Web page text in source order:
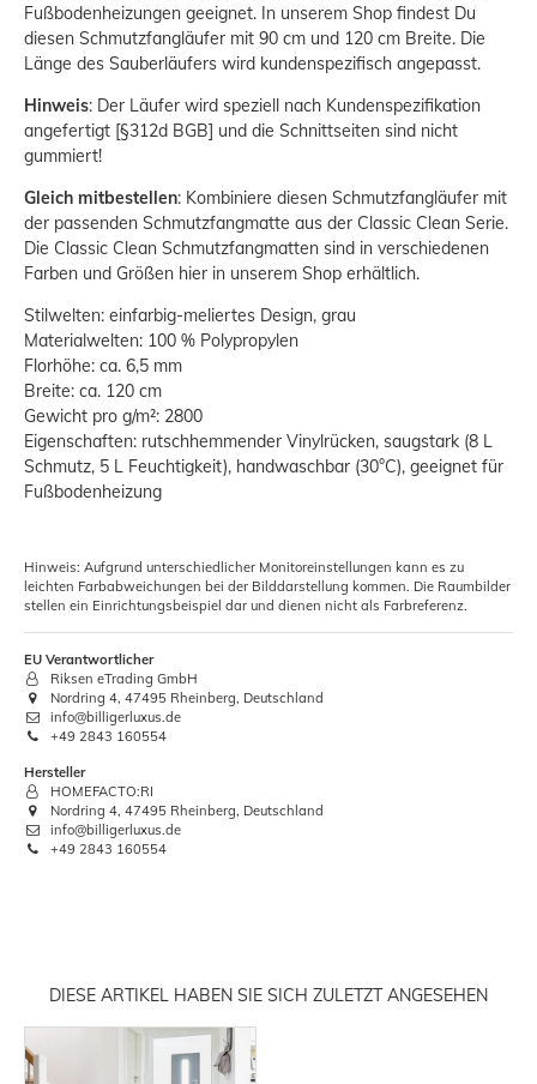
Fußbodenheizungen geeignet. In unserem Shop findest Du
diesen Schmutzfangläufer mit 90 cm und 120 cm Breite. Die
Länge des Sauberläufers wird kundenspezifisch angepasst.
Hinweis: Der Läufer wird speziell nach Kundenspezifikation
angefertigt [§312d BGB] und die Schnittseiten sind nicht
gummiert!
Gleich mitbestellen: Kombiniere diesen Schmutzfangläufer mit
der passenden Schmutzfangmatte aus der Classic Clean Serie.
Die Classic Clean Schmutzfangmatten sind in verschiedenen
Farben und Größen hier in unserem Shop erhältlich.
Stilwelten: einfarbig-meliertes Design, grau
Materialwelten: 100 % Polypropylen
Florhöhe: ca. 6,5 mm
Breite: ca. 120 cm
Gewicht pro g/m²: 2800
Eigenschaften: rutschhemmender Vinylrücken, saugstark (8 L
Schmutz, 5 L Feuchtigkeit), handwaschbar (30°C), geeignet für
Fußbodenheizung
Hinweis: Aufgrund unterschiedlicher Monitoreinstellungen kann es zu
leichten Farbabweichungen bei der Bilddarstellung kommen. Die Raumbilder
stellen ein Einrichtungsbeispiel dar und dienen nicht als Farbreferenz.
EU Verantwortlicher
Riksen eTrading GmbH
Nordring 4, 47495 Rheinberg, Deutschland
info@billigerluxus.de
+49 2843 160554
Hersteller
HOMEFACTO:RI
Nordring 4, 47495 Rheinberg, Deutschland
info@billigerluxus.de
+49 2843 160554
DIESE ARTIKEL HABEN SIE SICH ZULETZT ANGESEHEN